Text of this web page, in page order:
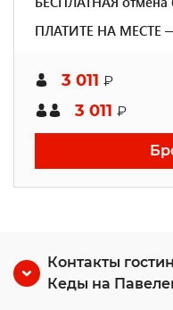
ПЛАТИТЕ НА МЕСТЕ —
3 011 ₽
3 011 ₽
Контакты
Кеды на